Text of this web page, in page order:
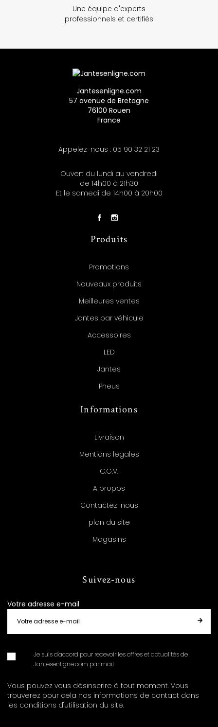
Une équipe d'experts
professionnels et certifiés
Jantesenligne.com
57 avenue de Bretagne
76100 Rouen
France
Appelez-nous : 05 90 32 21 23
Ouvert du lundi au vendredi
de 14h00 à 21h30
Et le samedi de 14h00 à 20h00
Produits
Promotions
Nouveaux produits
Meilleures ventes
Jantes par véhicule
Accessoires
LED
Jantes
Pneus
Informations
Livraison
Mentions legales
C.G.V.
A propos
Contactez-nous
plan du site
Magasins
Suivez-nous
Votre adresse e-mail
Je suis d'accord pour recevoir les offres et actualités de
Jantesenligne.com par mail
Vous pouvez vous désinscrire à tout moment. Vous
trouverez pour cela nos informations de contact dans
les conditions d'utilisation du site.